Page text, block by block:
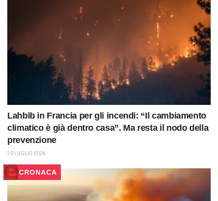
Lahbib in Francia per gli incendi: “Il cambiamento
climatico è già dentro casa”. Ma resta il nodo della
prevenzione
30 LUGLIO 2026
CRONACA